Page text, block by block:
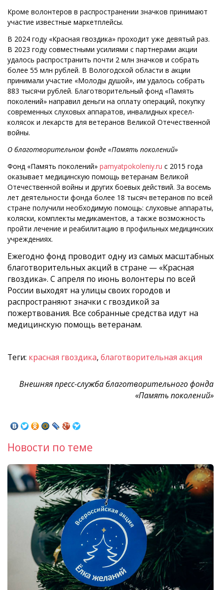
Кроме волонтеров в распространении значков принимают
участие известные маркетплейсы.
В 2024 году «Красная гвоздика» проходит уже девятый раз.
В 2023 году совместными усилиями с партнерами акции
удалось распространить почти 2 млн значков и собрать
более 55 млн рублей. В Вологодской области в акции
принимали участие «Молоды душой», им удалось собрать
883 тысячи рублей. Благотворительный фонд «Память
поколений» направил деньги на оплату операций, покупку
современных слуховых аппаратов, инвалидных кресел-
колясок и лекарств для ветеранов Великой Отечественной
войны.
О благотворительном фонде «Память поколений»
Фонд «Память поколений» pamyatpokoleniy.ru с 2015 года
оказывает медицинскую помощь ветеранам Великой
Отечественной войны и других боевых действий. За восемь
лет деятельности фонда более 18 тысяч ветеранов по всей
стране получили необходимую помощь: слуховые аппараты,
коляски, комплекты медикаментов, а также возможность
пройти лечение и реабилитацию в профильных медицинских
учреждениях.
Ежегодно фонд проводит одну из самых масштабных
благотворительных акций в стране — «Красная
гвоздика». С апреля по июнь волонтеры по всей
России выходят на улицы своих городов и
распространяют значки с гвоздикой за
пожертвования. Все собранные средства идут на
медицинскую помощь ветеранам.
Теги: красная гвоздика, благотворительная акция
Внешняя пресс-служба благотворительного фонда
«Память поколений»
Новости по теме